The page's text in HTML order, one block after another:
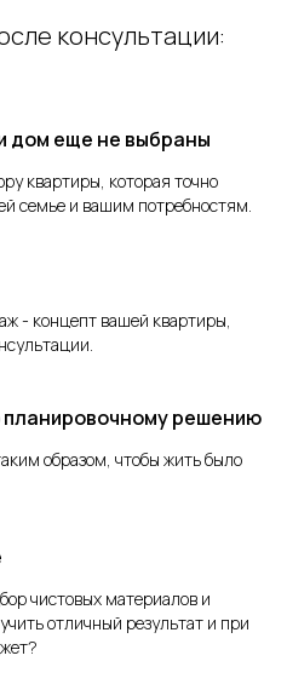
консультации:
дом еще не выбраны
квартиры, которая точно
семье и вашим потребностям.
- концепт вашей квартиры,
решению
образом, чтобы жить было
чистовых материалов и
отличный результат и при